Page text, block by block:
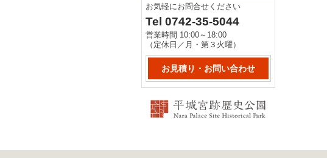
お気軽にお問合せください
Tel 0742-35-5044
営業時間 10:00～18:00
（定休日／月・第３火曜）
お見積り・お問い合わせ